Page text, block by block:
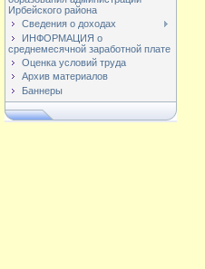
Ирбейского района
Сведения о доходах
ИНФОРМАЦИЯ о
среднемесячной заработной плате
Оценка условий труда
Архив материалов
Баннеры